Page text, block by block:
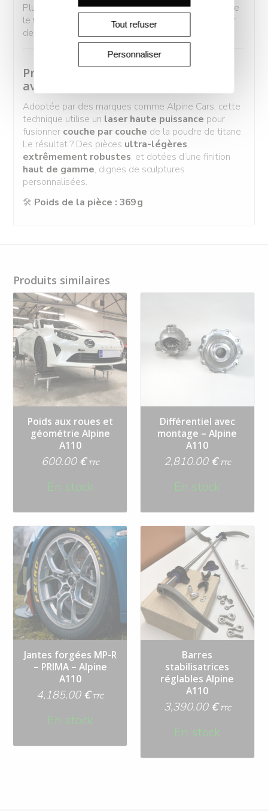
Plus besoin de canule modifiée : ce modèle optimise
leflux d’air dans le compartiment moteur
, pour
des performances encore plus nettes.
Production Additive Métal : une
avancée technique
Adoptée par des marques comme Alpine Cars, cette
technique utilise un laser haute puissance pour
fusionner couche par couche de la poudre de titane.
Le résultat ? Des pièces ultra-légères,
extrêmement robustes, et dotées d’une finition
haut de gamme, dignes de sculptures
personnalisées.
🛠️ Poids de la pièce : 369 g
Produits similaires
Poids aux roues et
géométrie Alpine
A110
600.00 € TTC
En stock
Différentiel avec
montage – Alpine
A110
2,810.00 € TTC
En stock
Jantes forgées MP-R
– PRIMA – Alpine
A110
4,185.00 € TTC
En stock
Barres
stabilisatrices
réglables Alpine
A110
3,390.00 € TTC
En stock
Tout refuser
Personnaliser